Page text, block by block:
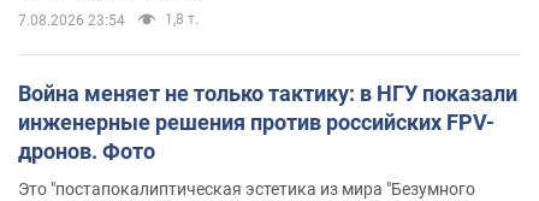
7.08.2026 23:54 1,8 т.
Война меняет не только тактику: в НГУ показали
инженерные решения против российских FPV-
дронов. Фото
Это "постапокалиптическая эстетика из мира "Безумного